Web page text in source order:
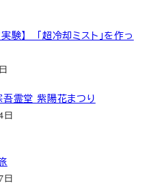
実験】 「超冷却ミスト」を作っ
霊堂 紫陽花まつり
日
日